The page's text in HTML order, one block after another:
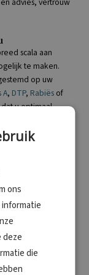
scala aan
te maken.
op uw
A, DTP, Rabiës of
u optimaal
landen
Dan kan het
ons
informatie
deze
die